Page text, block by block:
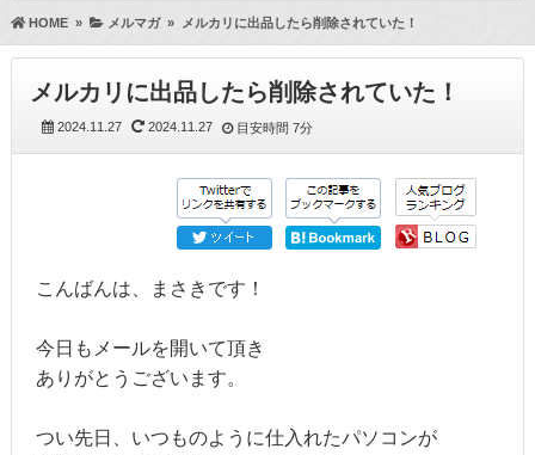
HOME» メルマガ» メルカリに出品したら削除されていた！
メルカリに出品したら削除されていた！
2024.11.27 2024.11.27 目安時間 7分
こんばんは、まさきです！
今日もメールを開いて頂き
ありがとうございます。
つい先日、いつものように仕入れたパソコンが